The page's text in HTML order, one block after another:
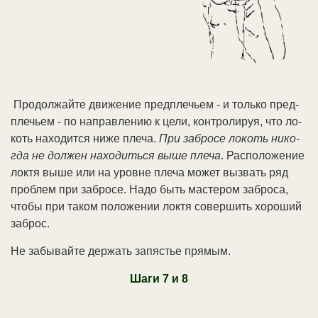
Про­дол­жай­те дви­же­ние пред­плечь­ем - и толь­ко пред­
плечь­ем - по на­прав­ле­нию к це­ли, кон­тро­ли­руя, что ло­
коть на­хо­дит­ся ни­же пле­ча. При за­бро­се ло­коть ни­ко­
гда не дол­жен на­хо­дить­ся вы­ше пле­ча. Рас­по­ло­же­ние
лок­тя вы­ше или на уров­не пле­ча мо­жет вы­звать ряд
про­блем при за­бро­се. На­до быть мас­те­ром за­бро­са,
что­бы при та­ком по­ло­же­нии лок­тя со­вер­шить хо­ро­ший
за­брос.
Не за­бы­вай­те дер­жать за­пя­стье пря­мым.
Ша­ги 7 и 8